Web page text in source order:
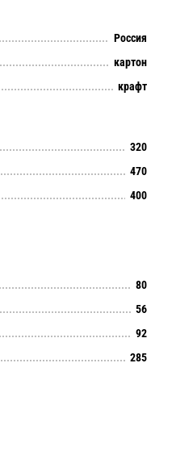
Россия
картон
крафт
320
470
400
80
56
92
285